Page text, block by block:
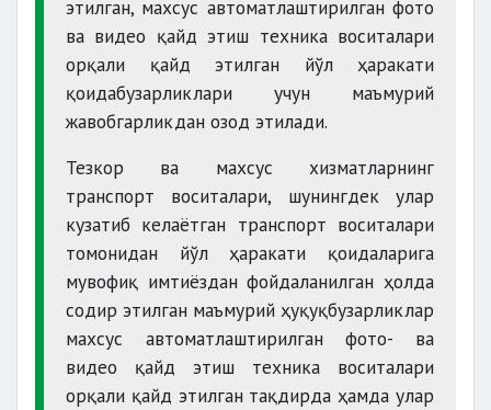
этилган, махсус автоматлаштирилган фото
ва видео қайд этиш техника воситалари
орқали қайд этилган йўл ҳаракати
қоидабузарликлари учун маъмурий
жавобгарликдан озод этилади.
Тезкор ва махсус хизматларнинг
транспорт воситалари, шунингдек улар
кузатиб келаётган транспорт воситалари
томонидан йўл ҳаракати қоидаларига
мувофиқ имтиёздан фойдаланилган ҳолда
содир этилган маъмурий ҳуқуқбузарликлар
махсус автоматлаштирилган фото- ва
видео қайд этиш техника воситалари
орқали қайд этилган тақдирда ҳамда улар